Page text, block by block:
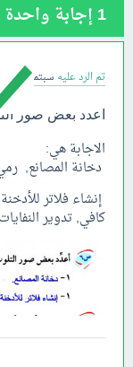
1إجابة واحدة
تم الرد عليه سبتمبر 20، 2018
اعدد بعض صور
الاجابة هي:
دخانة المصانع,
إنشاء فلاتر
كافي, تدوير